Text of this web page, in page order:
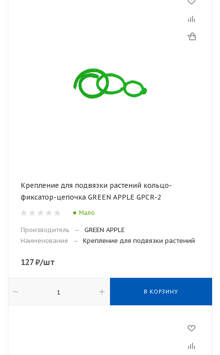
Крепление для подвязки растений кольцо-
фиксатор-цепочка GREEN APPLE GPCR-2
Мало
Производитель —
GREEN APPLE
Наименование
— Крепление для подвязки растений
127₽/шт
В КОРЗИНУ